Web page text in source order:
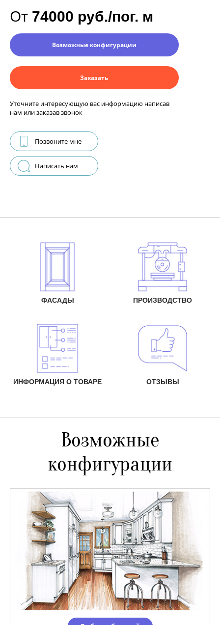
От 74000 руб./пог. м
Возможные конфигурации
Заказать
Уточните интересующую вас информацию написав
нам или заказав звонок
Позвоните мне
Написать нам
ФАСАДЫ ПРОИЗВОДСТВО
ИНФОРМАЦИЯ О ТОВАРЕ ОТЗЫВЫ
Возможные
конфигурации